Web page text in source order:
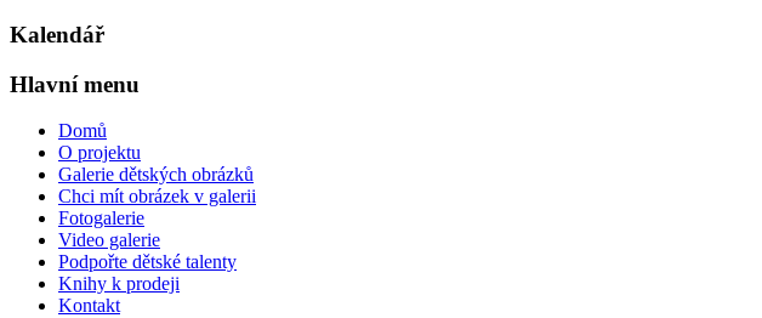
Kalendář
Hlavní menu
Domů
O projektu
Galerie dětských obrázků
Chci mít obrázek v galerii
Fotogalerie
Video galerie
Podpořte dětské talenty
Knihy k prodeji
Kontakt